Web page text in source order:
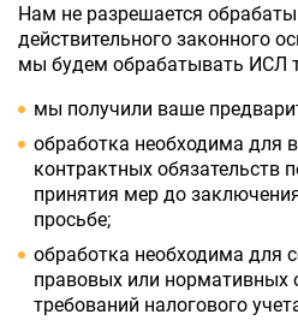
Нам не разрешается
действительного законного
мы будем обрабатывать ИСЛ
мы получили ваше
обработка необходима для
контрактных обязательств
принятия мер до
просьбе;
обработка необходима для
правовых или нормативных
требований налогового